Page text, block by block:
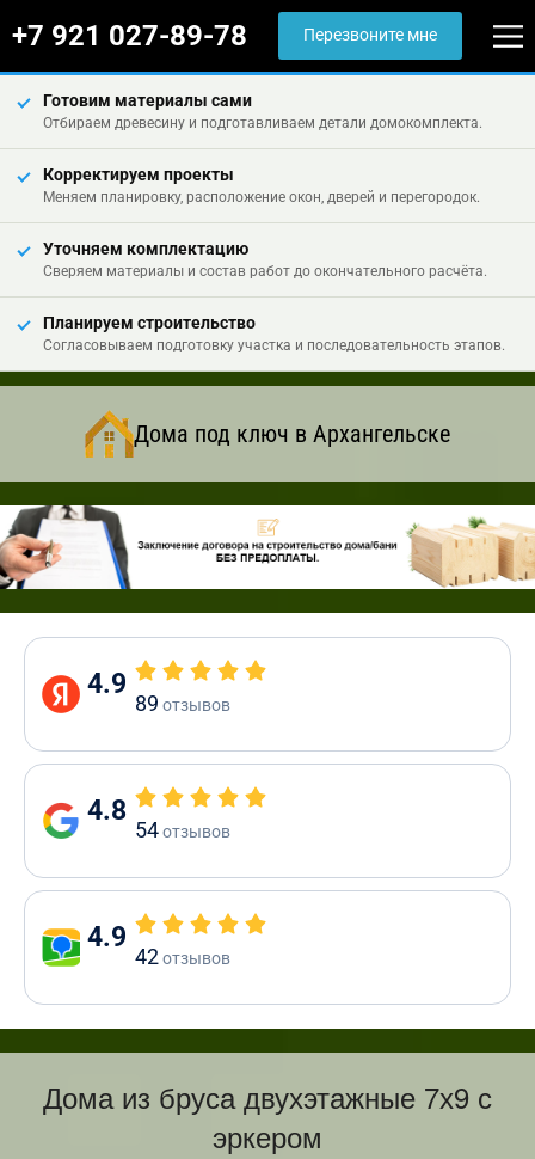
+7 921 027-89-78 Перезвоните мне
Готовим материалы сами
Отбираем древесину и подготавливаем детали домокомплекта.
Корректируем проекты
Меняем планировку, расположение окон, дверей и перегородок.
Уточняем комплектацию
Сверяем материалы и состав работ до окончательного расчёта.
Планируем строительство
Согласовываем подготовку участка и последовательность этапов.
Дома под ключ в Архангельске
4.9
89 отзывов
4.8
54отзывов
4.9
42отзывов
Дома из бруса двухэтажные 7х9 с
эркером